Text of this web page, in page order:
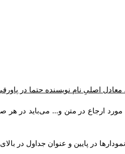
معادل اصلیِ نام نویسنده حتما در
مورد ارجاع در متن و... می‌باید در
در پایین و عنوان جداول در